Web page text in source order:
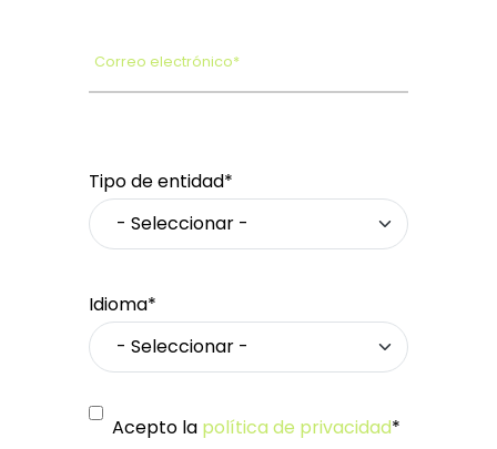
Correo electrónico*
Tipo de entidad*
Idioma*
Acepto la política de privacidad*